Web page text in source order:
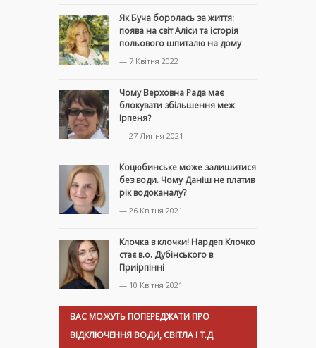
Як Буча боролась за життя:
поява на світ Аліси та історія
польового шпиталю на дому
— 7 Квітня 2022
Чому Верховна Рада має
блокувати збільшення меж
Ірпеня?
— 27 Липня 2021
Коцюбинське може залишитися
без води. Чому Даніш не платив
рік водоканалу?
— 26 Квітня 2021
Клочка в клочки! Нардеп Клочко
стає в.о. Дубінського в
Приірпінні
— 10 Квітня 2021
ВАС МОЖУТЬ ПОПЕРЕДЖАТИ ПРО
ВІДКЛЮЧЕННЯ ВОДИ, СВІТЛА І Т.Д